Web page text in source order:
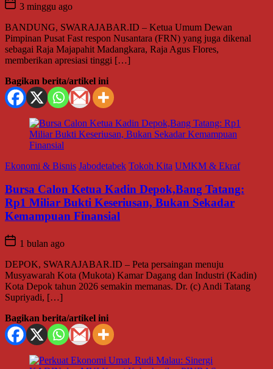
3 minggu ago
BANDUNG, SWARAJABAR.ID – Ketua Umum Dewan
Pimpinan Pusat Fast respon Nusantara (FRN) yang juga dikenal
sebagai Raja Majapahit Madangkara, Raja Agus Flores,
memberikan apresiasi tinggi […]
Bagikan berita/artikel ini
Ekonomi & Bisnis Jabodetabek Tokoh Kita UMKM & Ekraf
Bursa Calon Ketua Kadin Depok,Bang Tatang:
Rp1 Miliar Bukti Keseriusan, Bukan Sekadar
Kemampuan Finansial
1 bulan ago
DEPOK, SWARAJABAR.ID – Peta persaingan menuju
Musyawarah Kota (Mukota) Kamar Dagang dan Industri (Kadin)
Kota Depok tahun 2026 semakin memanas. Dr. (c) Andi Tatang
Supriyadi, […]
Bagikan berita/artikel ini